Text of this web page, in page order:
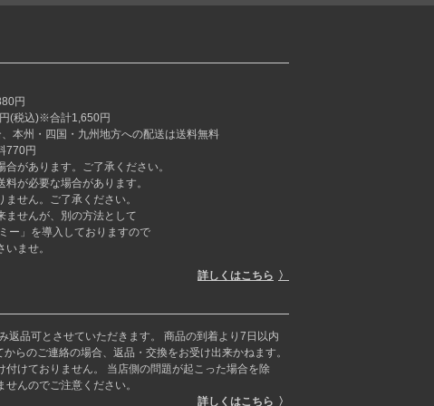
円
税込)※合計1,650円
本州・四国・九州地方への配送は送料無料
770円
があります。ご了承ください。
が必要な場合があります。
せん。ご了承ください。
せんが、別の方法として
ー」を導入しておりますので
ませ。
詳しくはこちら
返品可とさせていただきます。 商品の到着より7日以内
らのご連絡の場合、返品・交換をお受け出来かねます。
付けておりません。 当店側の問題が起こった場合を除
んのでご注意ください。
詳しくはこちら